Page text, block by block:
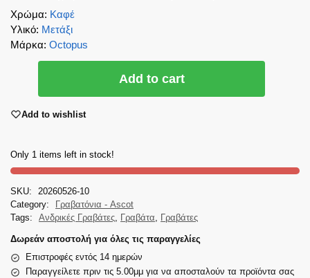
Χρώμα: Καφέ
Υλικό: Μετάξι
Μάρκα: Octopus
Add to cart
Add to wishlist
Only 1 items left in stock!
SKU:
20260526-10
Category:
Γραβατόνια - Ascot
Tags:
Ανδρικές Γραβάτες, Γραβάτα, Γραβάτες
Δωρεάν αποστολή για όλες τις παραγγελίες
Επιστροφές εντός 14 ημερών
Παραγγείλετε πριν τις 5.00μμ για να αποσταλούν τα προϊόντα σας